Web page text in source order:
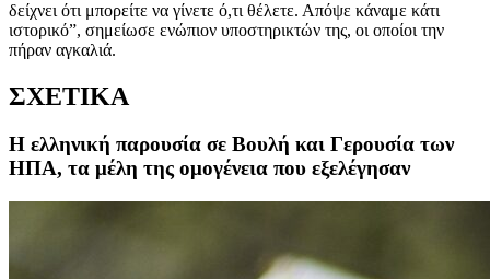
δείχνει ότι μπορείτε να γίνετε ό,τι θέλετε. Απόψε κάναμε κάτι
ιστορικό”, σημείωσε ενώπιον υποστηρικτών της, οι οποίοι την
πήραν αγκαλιά.
ΣΧΕΤΙΚΑ
Η ελληνική παρουσία σε Βουλή και Γερουσία των
ΗΠΑ, τα μέλη της ομογένεια που εξελέγησαν